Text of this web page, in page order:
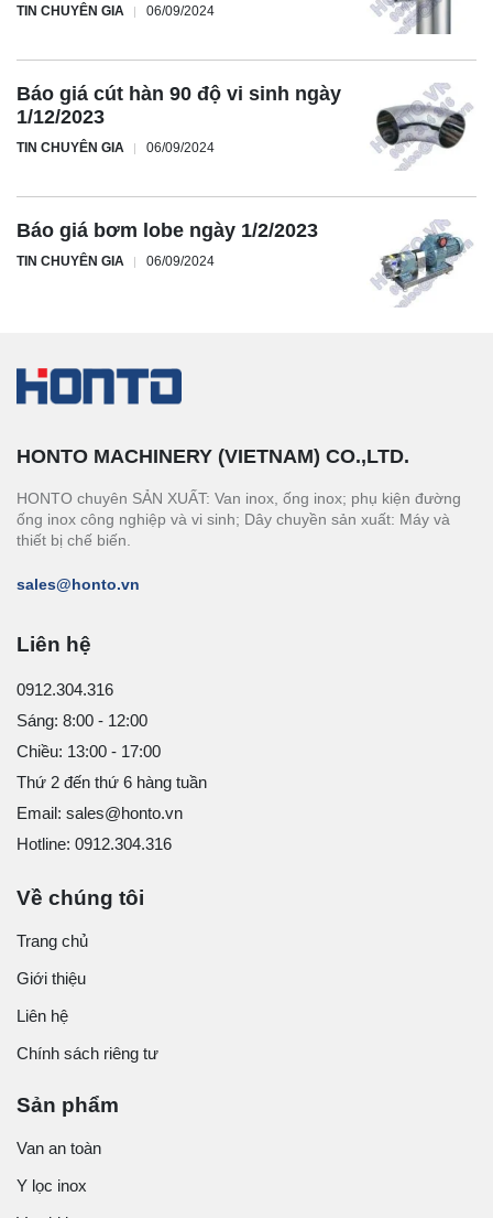
TIN CHUYÊN GIA 06/09/2024
Báo giá cút hàn 90 độ vi sinh ngày
1/12/2023
TIN CHUYÊN GIA 06/09/2024
Báo giá bơm lobe ngày 1/2/2023
TIN CHUYÊN GIA 06/09/2024
HONTO MACHINERY (VIETNAM) CO.,LTD.
HONTO chuyên SẢN XUẤT: Van inox, ống inox; phụ kiện đường
ống inox công nghiệp và vi sinh; Dây chuyền sản xuất: Máy và
thiết bị chế biến.
sales@honto.vn
Liên hệ
0912.304.316
Sáng: 8:00 - 12:00
Chiều: 13:00 - 17:00
Thứ 2 đến thứ 6 hàng tuần
Email: sales@honto.vn
Hotline: 0912.304.316
Về chúng tôi
Trang chủ
Giới thiệu
Liên hệ
Chính sách riêng tư
Sản phẩm
Van an toàn
Y lọc inox